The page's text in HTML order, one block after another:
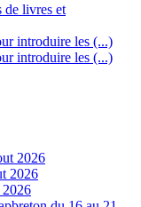
de livres et
introduire les (...)
introduire les (...)
2026
2026
2026